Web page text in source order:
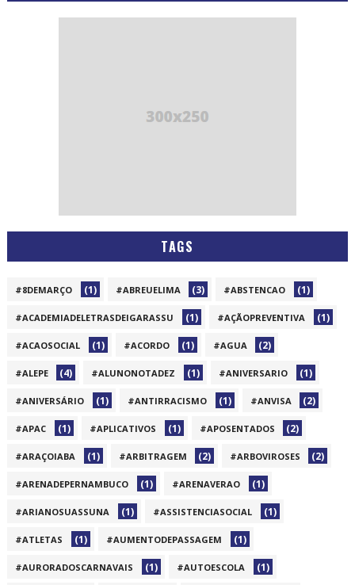
TAGS
#8DEMARÇO (1) #ABREUELIMA (3) #ABSTENCAO (1)
#ACADEMIADELETRASDEIGARASSU (1) #AÇÃOPREVENTIVA (1)
#ACAOSOCIAL (1) #ACORDO (1) #AGUA (2)
#ALEPE (4) #ALUNONOTADEZ (1) #ANIVERSARIO (1)
#ANIVERSÁRIO (1) #ANTIRRACISMO (1) #ANVISA (2)
#APAC (1) #APLICATIVOS (1) #APOSENTADOS (2)
#ARAÇOIABA (1) #ARBITRAGEM (2) #ARBOVIROSES (2)
#ARENADEPERNAMBUCO (1) #ARENAVERAO (1)
#ARIANOSUASSUNA (1) #ASSISTENCIASOCIAL (1)
#ATLETAS (1) #AUMENTODEPASSAGEM (1)
#AURORADOSCARNAVAIS (1) #AUTOESCOLA (1)